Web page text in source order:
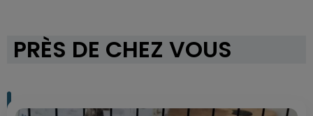
PRÈS DE CHEZ VOUS